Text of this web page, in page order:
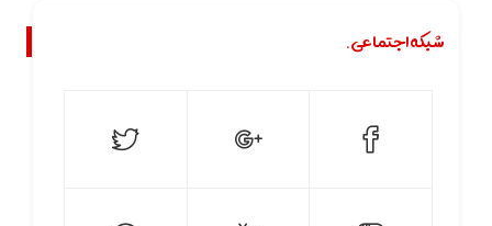
شبکه اجتماعی.